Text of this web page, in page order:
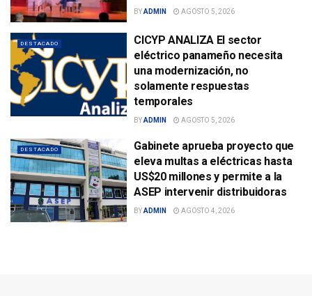
BYADMIN AGOSTO 5, 2026
DESTACADO
CICYP ANALIZA El sector
eléctrico panameño necesita
una modernización, no
solamente respuestas
temporales
BYADMIN AGOSTO 5, 2026
DESTACADO
Gabinete aprueba proyecto que
eleva multas a eléctricas hasta
US$20 millones y permite a la
ASEP intervenir distribuidoras
BYADMIN AGOSTO 4, 2026